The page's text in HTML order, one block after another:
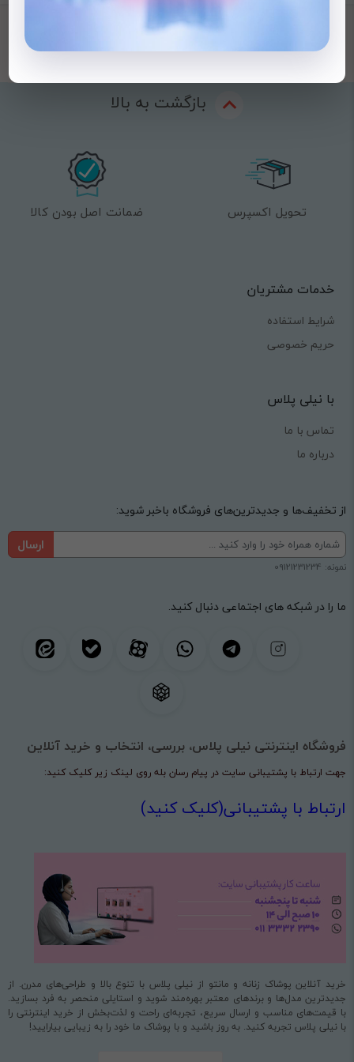
بازگشت به بالا
تحویل اکسپرس ضمانت اصل بودن کالا
خدمات مشتریان
شرایط استفاده
حریم خصوصی
با نیلی پلاس
تماس با ما
درباره ما
از تخفیف‌ها و جدیدترین‌های فروشگاه باخبر شوید:
ارسال
نمونه: 09121231234
ما را در شبکه های اجتماعی دنبال کنید.
فروشگاه اینترنتی نیلی پلاس، بررسی، انتخاب و خرید آنلاین
جهت ارتباط با پشتیبانی سایت در پیام رسان بله روی لینک زیر کلیک کنید:
ارتباط با پشتیبانی(کلیک کنید)
خرید آنلاین پوشاک زنانه و مانتو از نیلی پلاس با تنوع بالا و طراحی‌های مدرن. از
جدیدترین مدل‌ها و برندهای معتبر بهره‌مند شوید و استایلی منحصر به فرد بسازید.
با قیمت‌های مناسب و ارسال سریع، تجربه‌ای راحت و لذت‌بخش از خرید اینترنتی را
با نیلی پلاس تجربه کنید. به روز باشید و با پوشاک ما خود را به زیبایی بیارایید!